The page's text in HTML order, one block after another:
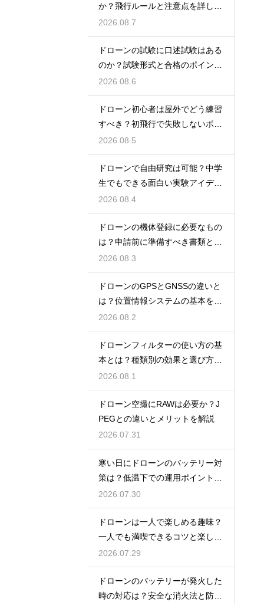
か？飛行ルールと注意点を詳しく
解説
2026.08.7
ドローンの試験に口述試験はある
のか？試験形式と合格のポイント
を解説
2026.08.6
ドローン初心者は屋外でどう練習
すべき？初飛行で失敗しないポイ
ント
2026.08.5
ドローンで自由研究は可能？中学
生でもできる面白い実験アイデア
を紹介
2026.08.4
ドローンの機体登録に必要なもの
は？申請前に準備すべき書類と情
報
2026.08.3
ドローンのGPSとGNSSの違いと
は？位置情報システムの基本を解
説
2026.08.2
ドローンフィルターの使い方の基
本とは？種類別の効果と選び方を
解説
2026.08.1
ドローン空撮にRAWは必要か？J
PEGとの違いとメリットを解説
2026.07.31
寒い日にドローンのバッテリー対
策は？低温下での運用ポイントと
注意点
2026.07.30
ドローンは一人で楽しめる趣味？
一人でも満喫できるコツと楽しみ
方
2026.07.29
ドローンのバッテリーが発火した
時の対応は？安全な消火法と防止